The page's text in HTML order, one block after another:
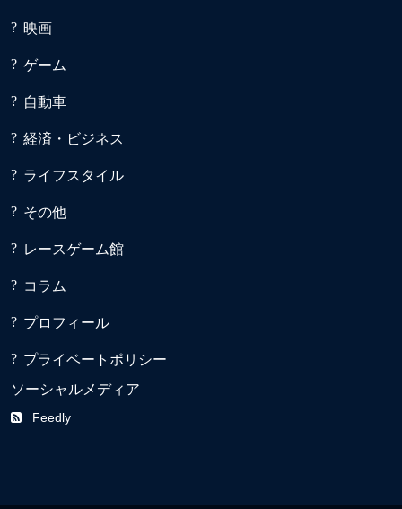
映画
ゲーム
自動車
経済・ビジネス
ライフスタイル
その他
レースゲーム館
コラム
プロフィール
プライベートポリシー
ソーシャルメディア
Feedly